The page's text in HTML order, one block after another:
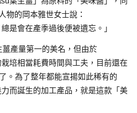
物的岡本雅世女士說：
是會在產季過後便被遺忘。」
產量第一的美名，但由於
栽培相當耗費時間與工夫，目前還在
。為了整年都能宣揚如此稀有的
力而誕生的加工產品，就是這款「美